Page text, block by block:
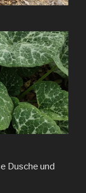
Dusche und